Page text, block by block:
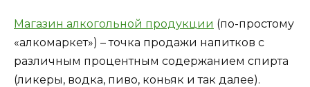
Магазин алкогольной продукции (по-простому
«алкомаркет») – точка продажи напитков с
различным процентным содержанием спирта
(ликеры, водка, пиво, коньяк и так далее).